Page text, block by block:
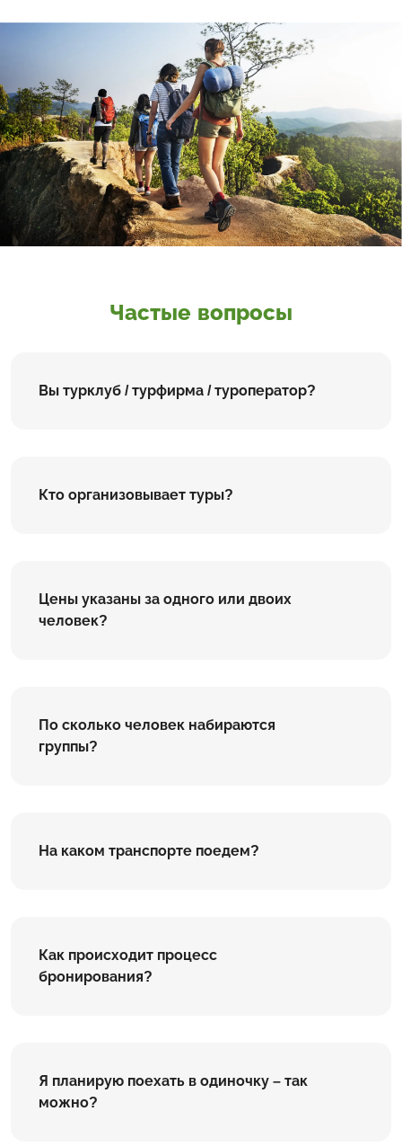
Частые вопросы
Вы турклуб / турфирма / туроператор?
Кто организовывает туры?
Цены указаны за одного или двоих
человек?
По сколько человек набираются
группы?
На каком транспорте поедем?
Как происходит процесс
бронирования?
Я планирую поехать в одиночку – так
можно?